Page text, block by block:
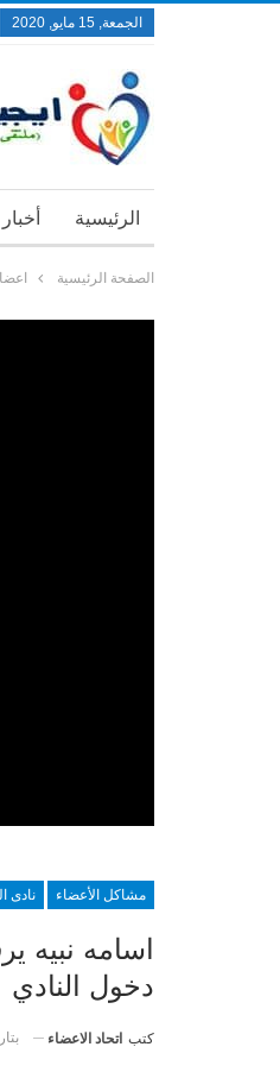
الجمعة, 15 مايو, 2020
الرئيسية
الصفحة الرئيسية
مشاكل الأعضاء نادى
اسامه نبيه
دخول النادي
كتب اتحاد الاعضاء